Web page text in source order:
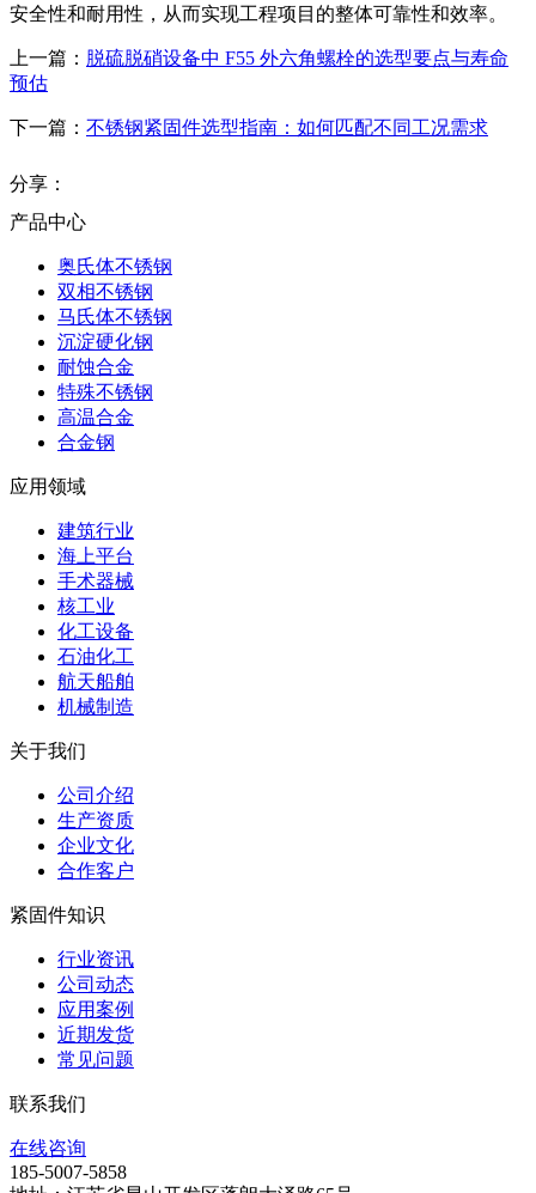
安全性和耐用性，从而实现工程项目的整体可靠性和效率。
上一篇： 脱硫脱硝设备中 F55 外六角螺栓的选型要点与寿命
预估
下一篇： 不锈钢紧固件选型指南：如何匹配不同工况需求
分享：
产品中心
奥氏体不锈钢
双相不锈钢
马氏体不锈钢
沉淀硬化钢
耐蚀合金
特殊不锈钢
高温合金
合金钢
应用领域
建筑行业
海上平台
手术器械
核工业
化工设备
石油化工
航天船舶
机械制造
关于我们
公司介绍
生产资质
企业文化
合作客户
紧固件知识
行业资讯
公司动态
应用案例
近期发货
常见问题
联系我们
在线咨询
185-5007-5858